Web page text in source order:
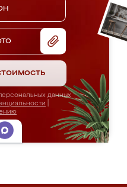
данных